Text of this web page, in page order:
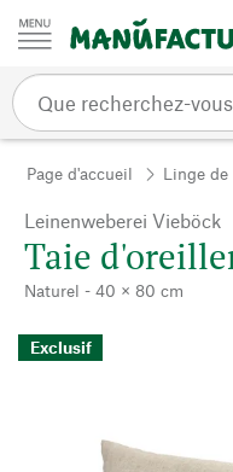
Passer au contenu
Page d'accueil Linge
Leinenweberei Vieböck
Taie
Naturel - 40 × 80 cm
Exclusif